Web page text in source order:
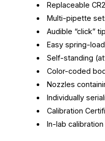
Replaceable
Multi-pipette
Audible “click”
Easy spring-
Self-standing
Color-coded
Nozzles
Individually
Calibration
In-lab